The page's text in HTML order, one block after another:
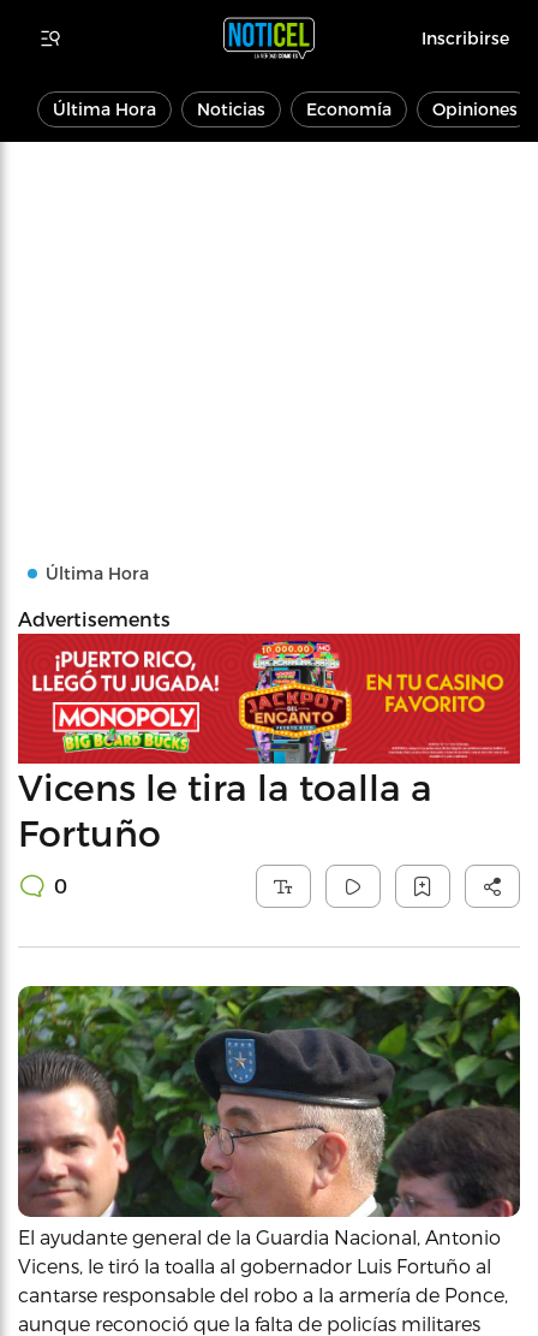
Inscribirse
Última Hora Noticias Economía Opiniones
Última Hora
Advertisements
Vicens le tira la toalla a
Fortuño
0
El ayudante general de la Guardia Nacional, Antonio
Vicens, le tiró la toalla al gobernador Luis Fortuño al
cantarse responsable del robo a la armería de Ponce,
aunque reconoció que la falta de policías militares